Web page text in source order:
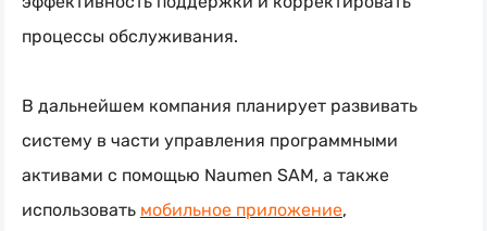
процессы обслуживания.
В дальнейшем компания планирует развивать
систему в части управления программными
активами с помощью Naumen SAM, а также
использовать мобильное приложение,